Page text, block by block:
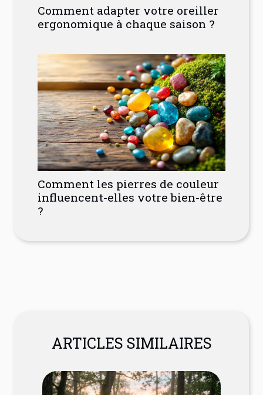
Comment adapter votre oreiller
ergonomique à chaque saison ?
Comment les pierres de couleur
influencent-elles votre bien-être
?
ARTICLES SIMILAIRES